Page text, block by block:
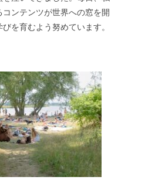
コンテンツが世界への窓を開
を育むよう努めています。